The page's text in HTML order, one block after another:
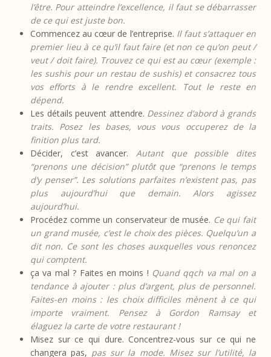
l’être. Pour atteindre l’excellence, il faut se débarrasser
de ce qui est juste bon.
Commencez au cœur de l’entreprise. Il faut s’attaquer en
premier lieu à ce qu’il faut faire (et non ce qu’on peut /
veut / doit faire). Trouvez ce qui est au cœur (exemple :
les sushis pour un restau de sushis) et consacrez tous
vos efforts à le rendre excellent. Tout le reste en
dépend.
Les détails peuvent attendre. Dessinez d’abord à grands
traits. Posez les bases, vous vous occuperez de la
finition plus tard.
Décider, c’est avancer. Autant que possible dites
“prenons une décision” plutôt que “prenons le temps
d’y penser”. Les solutions parfaites n’existent pas, pas
plus aujourd’hui que demain. Alors agissez
aujourd’hui.
Procédez comme un conservateur de musée. Ce qui fait
un grand musée, c’est le choix des pièces. Quelqu’un a
dit non. Ce sont les choses auxquelles vous renoncez
qui comptent.
ça va mal ? Faites en moins ! Quand qqch va mal on a
tendance à ajouter : plus d’argent, plus de personnel.
Faites-en moins : les choix difficiles mènent à ce qui
importe vraiment. Pensez à Gordon Ramsay et
élaguez la carte de votre restaurant !
Misez sur ce qui dure. Concentrez-vous sur ce qui ne
changera pas, pas sur la mode. Misez sur l’utilité, la